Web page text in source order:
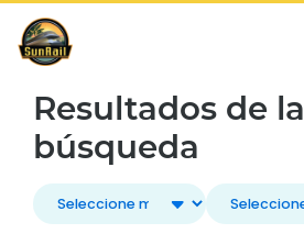
saltar
contenido
Resultados de la
búsqueda